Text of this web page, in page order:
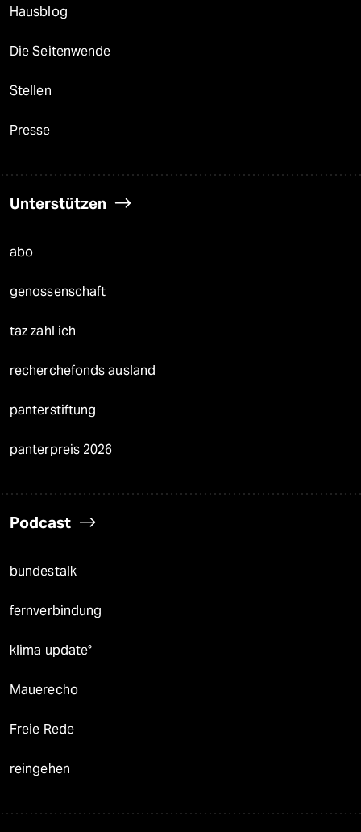
Hausblog
Die Seitenwende
Stellen
Presse
Unterstützen
abo
genossenschaft
taz zahl ich
recherchefonds ausland
panterstiftung
panterpreis 2026
Podcast
bundestalk
fernverbindung
klima update°
Mauerecho
Freie Rede
reingehen